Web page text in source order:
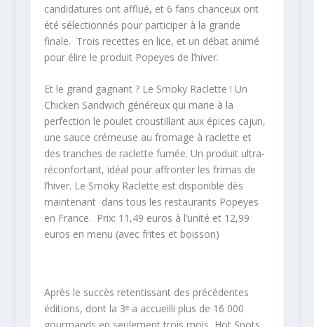
candidatures ont afflué, et 6 fans chanceux ont
été sélectionnés pour participer à la grande
finale. Trois recettes en lice, et un débat animé
pour élire le produit Popeyes de l’hiver.
Et le grand gagnant ? Le Smoky Raclette ! Un
Chicken Sandwich généreux qui marie à la
perfection le poulet croustillant aux épices cajun,
une sauce crémeuse au fromage à raclette et
des tranches de raclette fumée. Un produit ultra-
réconfortant, idéal pour affronter les frimas de
l’hiver. Le Smoky Raclette est disponible dès
maintenant dans tous les restaurants Popeyes
en France. Prix: 11,49 euros à l’unité et 12,99
euros en menu (avec frites et boisson)
Après le succès retentissant des précédentes
éditions, dont la 3ᵉ a accueilli plus de 16 000
gourmands en seulement trois mois, Hot Spots